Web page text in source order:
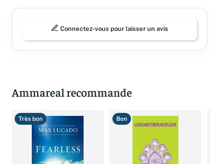
Connectez-vous pour laisser un avis
Ammareal recommande
Très bon Bon